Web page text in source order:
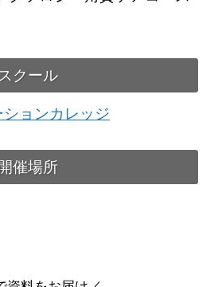
クール
ョンカレッジ
開催場所